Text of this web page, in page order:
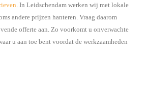
. In Leidschendam werken wij met lokale
andere prijzen hanteren. Vraag daarom
offerte aan. Zo voorkomt u onverwachte
u aan toe bent voordat de werkzaamheden